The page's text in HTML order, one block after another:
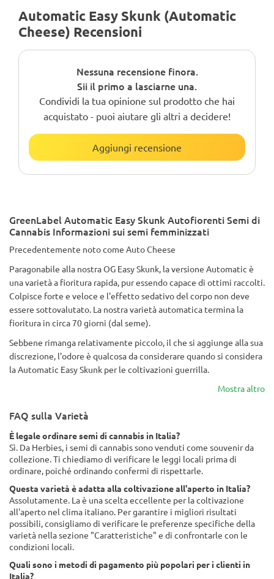
Automatic Easy Skunk (Automatic
Cheese) Recensioni
Nessuna recensione finora.
Sii il primo a lasciarne una.
Condividi la tua opinione sul prodotto che hai
acquistato - puoi aiutare gli altri a decidere!
Aggiungi recensione
GreenLabel Automatic Easy Skunk Autofiorenti Semi di
Cannabis Informazioni sui semi femminizzati
Precedentemente noto come Auto Cheese
Paragonabile alla nostra OG Easy Skunk, la versione Automatic è
una varietà a fioritura rapida, pur essendo capace di ottimi raccolti.
Colpisce forte e veloce e l'effetto sedativo del corpo non deve
essere sottovalutato. La nostra varietà automatica termina la
fioritura in circa 70 giorni (dal seme).
Sebbene rimanga relativamente piccolo, il che si aggiunge alla sua
discrezione, l'odore è qualcosa da considerare quando si considera
la Automatic Easy Skunk per le coltivazioni guerrilla.
Mostra altro
FAQ sulla Varietà
È legale ordinare semi di cannabis in Italia?
Sì. Da Herbies, i semi di cannabis sono venduti come souvenir da
collezione. Ti chiediamo di verificare le leggi locali prima di
ordinare, poiché ordinando confermi di rispettarle.
Questa varietà è adatta alla coltivazione all'aperto in Italia?
Assolutamente. La è una scelta eccellente per la coltivazione
all'aperto nel clima italiano. Per garantire i migliori risultati
possibili, consigliamo di verificare le preferenze specifiche della
varietà nella sezione "Caratteristiche" e di confrontarle con le
condizioni locali.
Quali sono i metodi di pagamento più popolari per i clienti in
Italia?